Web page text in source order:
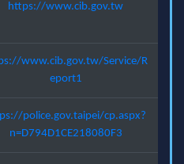
https://www.cib.gov.tw
www.cib.gov.tw/Service/R
eport1
police.gov.taipei/cp.aspx?
n=D794D1CE218080F3